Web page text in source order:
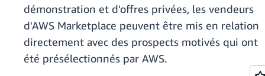
démonstration et d'offres privées, les vendeurs
d'AWS Marketplace peuvent être mis en relation
directement avec des prospects motivés qui ont
été présélectionnés par AWS.